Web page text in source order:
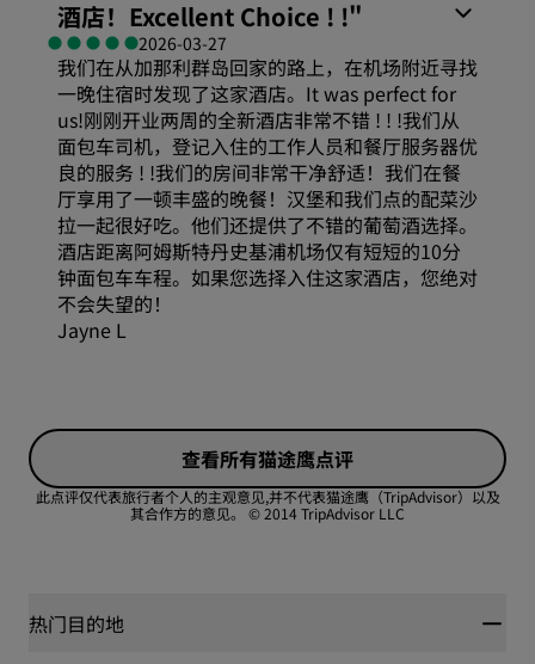
卫生
服务
性价比
睡眠质量
位置
卫生
服务
酒店！Excellent Choice ! !"
2026-03-27
我们在从加那利群岛回家的路上，在机场附近寻找
一晚住宿时发现了这家酒店。It was perfect for
us!刚刚开业两周的全新酒店非常不错 ! ! !我们从
面包车司机，登记入住的工作人员和餐厅服务器优
良的服务 ! !我们的房间非常干净舒适！我们在餐
厅享用了一顿丰盛的晚餐！汉堡和我们点的配菜沙
拉一起很好吃。他们还提供了不错的葡萄酒选择。
酒店距离阿姆斯特丹史基浦机场仅有短短的10分
钟面包车车程。如果您选择入住这家酒店，您绝对
不会失望的！
Jayne L
查看所有猫途鹰点评
此点评仅代表旅行者个人的主观意见,并不代表猫途鹰（TripAdvisor）以及
其合作方的意见。
© 2014 TripAdvisor LLC
热门目的地